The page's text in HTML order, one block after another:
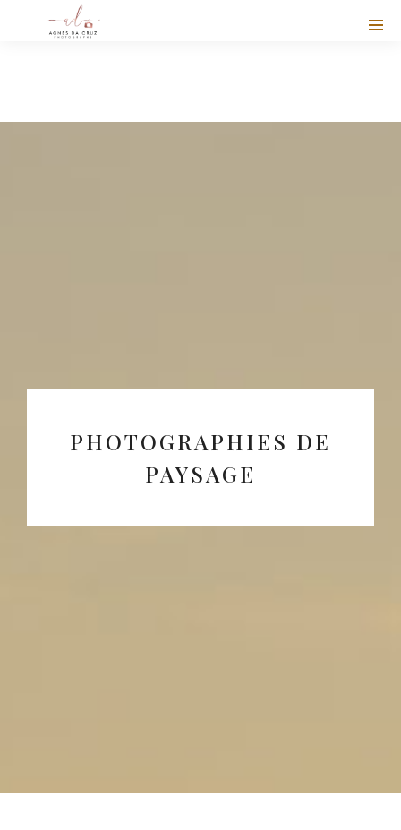
PHOTOGRAPHIES DE
PAYSAGE